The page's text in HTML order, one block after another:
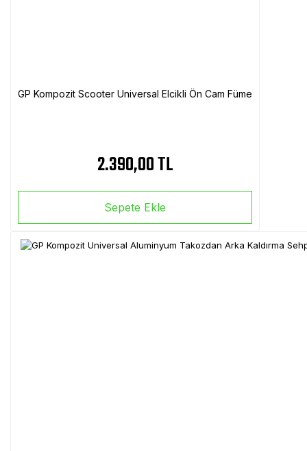
GP Kompozit Scooter Universal Elcikli Ön Cam Füme
2.390,00 TL
Sepete Ekle